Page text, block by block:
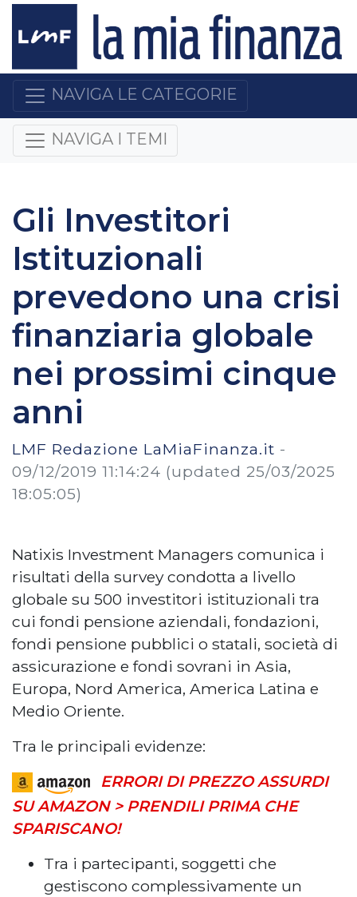
NAVIGA LE CATEGORIE
NAVIGA I TEMI
Gli Investitori
Istituzionali
prevedono una crisi
finanziaria globale
nei prossimi cinque
anni
LMF Redazione LaMiaFinanza.it -
09/12/2019 11:14:24 (updated 25/03/2025
18:05:05)
Natixis Investment Managers comunica i
risultati della survey condotta a livello
globale su 500 investitori istituzionali tra
cui fondi pensione aziendali, fondazioni,
fondi pensione pubblici o statali, società di
assicurazione e fondi sovrani in Asia,
Europa, Nord America, America Latina e
Medio Oriente.
Tra le principali evidenze:
ERRORI DI PREZZO ASSURDI
SU AMAZON > PRENDILI PRIMA CHE
SPARISCANO!
Tra i partecipanti, soggetti che
gestiscono complessivamente un